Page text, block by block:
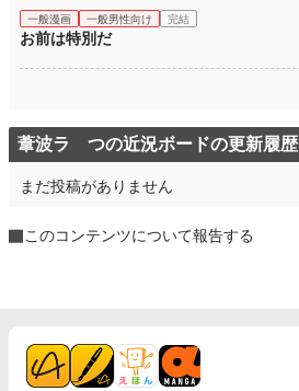
一般漫画 一般男性向け 完結
お前は特別だ
葦波ラ つの近況ボードの更新履歴
まだ投稿がありません
このコンテンツについて報告する